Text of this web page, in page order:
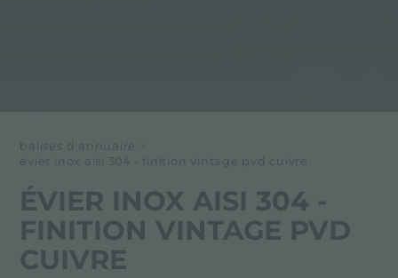
balises d'annuaire
>
évier inox aisi 304 - finition vintage pvd cuivre
ÉVIER INOX AISI 304 -
FINITION VINTAGE PVD
CUIVRE